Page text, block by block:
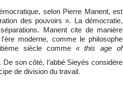
selon Pierre Manent, est
des pouvoirs ». La démocratie,
Manent cite de manière
moderne, comme le philosophe
siècle comme « this age of
. De son côté, l’abbé Sieyès considère
de division du travail.